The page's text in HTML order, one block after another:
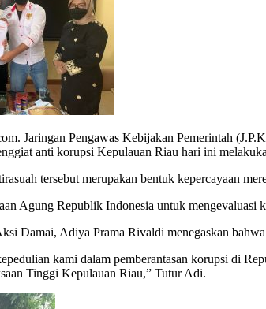
Jaringan Pengawas Kebijakan Pemerintah (J.P.K
anti korupsi Kepulauan Riau hari ini
tersebut merupakan bentuk kepercayaan
Agung Republik Indonesia untuk
Damai, Adiya Prama Rivaldi menegaskan
kami dalam pemberantasan korupsi di
Tinggi Kepulauan Riau,” Tutur Adi.